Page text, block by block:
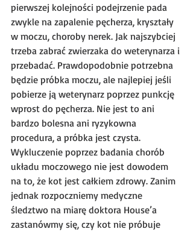
pierwszej kolejności podejrzenie pada
zwykle na zapalenie pęcherza, kryształy
w moczu, choroby nerek. Jak najszybciej
trzeba zabrać zwierzaka do weterynarza i
przebadać. Prawdopodobnie potrzebna
będzie próbka moczu, ale najlepiej jeśli
pobierze ją weterynarz poprzez punkcję
wprost do pęcherza. Nie jest to ani
bardzo bolesna ani ryzykowna
procedura, a próbka jest czysta.
Wykluczenie poprzez badania chorób
układu moczowego nie jest dowodem
na to, że kot jest całkiem zdrowy. Zanim
jednak rozpoczniemy medyczne
śledztwo na miarę doktora House’a
zastanówmy się, czy kot nie próbuje